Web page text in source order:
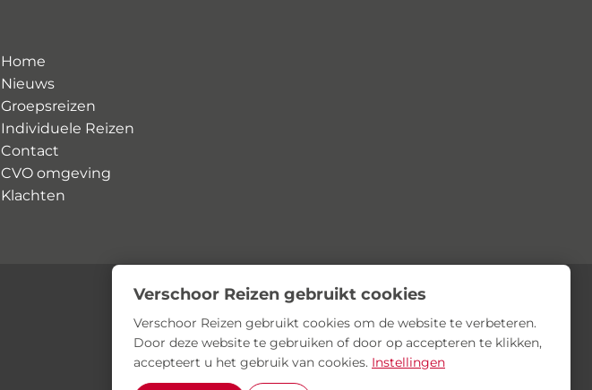
Home
Nieuws
Groepsreizen
Individuele Reizen
Contact
CVO omgeving
Klachten
Verschoor Reizen gebruikt cookies
Verschoor Reizen gebruikt cookies om de website te verbeteren.
Door deze website te gebruiken of door op accepteren te klikken,
accepteert u het gebruik van cookies. Instellingen